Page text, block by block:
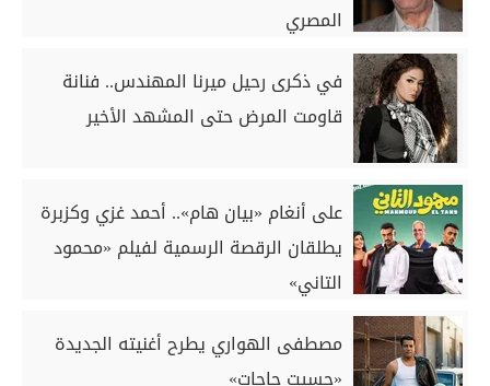
المصري
في ذكرى رحيل ميرنا المهندس.. فنانة
قاومت المرض حتى المشهد الأخير
على أنغام «بيان هام».. أحمد غزي وكزبرة
يطلقان الرقصة الرسمية لفيلم «محمود
التاني»
مصطفى الهواري يطرح أغنيته الجديدة
«حسيت حاجات»